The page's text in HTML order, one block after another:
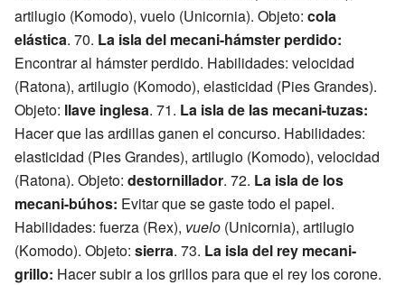
artilugio (Komodo), vuelo (Unicornia). Objeto: cola
elástica. 70. La isla del mecani-hámster perdido:
Encontrar al hámster perdido. Habilidades: velocidad
(Ratona), artilugio (Komodo), elasticidad (Pies Grandes).
Objeto: llave inglesa. 71. La isla de las mecani-tuzas:
Hacer que las ardillas ganen el concurso. Habilidades:
elasticidad (Pies Grandes), artilugio (Komodo), velocidad
(Ratona). Objeto: destornillador. 72. La isla de los
mecani-búhos: Evitar que se gaste todo el papel.
Habilidades: fuerza (Rex), vuelo (Unicornia), artilugio
(Komodo). Objeto: sierra. 73. La isla del rey mecani-
grillo: Hacer subir a los grillos para que el rey los corone.